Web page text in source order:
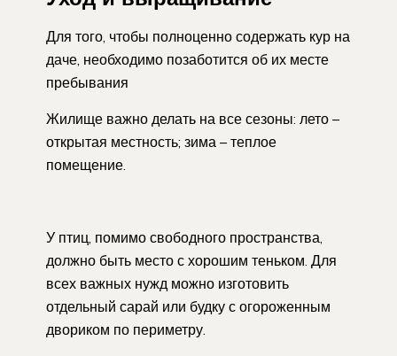
Для того, чтобы полноценно содержать кур на
даче, необходимо позаботится об их месте
пребывания
Жилище важно делать на все сезоны: лето –
открытая местность; зима – теплое
помещение.
У птиц, помимо свободного пространства,
должно быть место с хорошим теньком. Для
всех важных нужд можно изготовить
отдельный сарай или будку с огороженным
двориком по периметру.